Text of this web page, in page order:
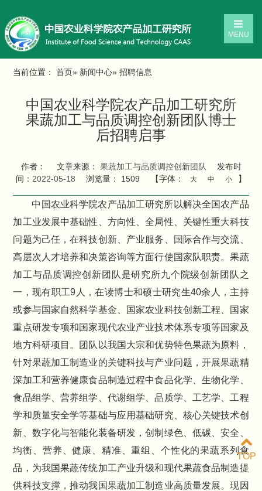
MENU
当前位置：首页» 新闻中心» 招聘信息
中国农业科学院农产品加工研究所
果蔬加工与品质调控创新团队博士
后招聘启事
作者： 文章来源： 果蔬加工与品质调控创新团队
发布时
间： 2022-05-18 浏览量： 1509 【字体： 大 中 小 】
中国农业科学院农产品加工研究所以解决全国农产品
加工业发展中基础性、方向性、全局性、关键性重大科技
问题为己任，在科技创新、产业服务、国际合作与交流、
高层次人才培养和决策咨询等方面行使国家队职责。果蔬
加工与品质调控创新团队是研究所九个院级创新团队之
一，现有职工9人，在读博士和硕士研究生40余人，主持
或参与国家自然科学基金、国家农业科技创新工程、国家
重点研发专项和国家现代农业产业技术体系专项等国家及
地方科研项目。团队以我国大宗和优势特色果蔬为原料，
针对果蔬加工制造业的关键科技与产业问题，开展果蔬精
深加工和营养健康食品制造过程中食品化学、生物化学、
食品组学、营养组学、代谢组学、品质学、工艺学、工程
学和质量安全学等基础与应用基础研究、核心关键技术创
新、数字化与智能化装备研发，创制绿色、低碳、安全、
均衡、营养、健康、精准、重组、个性化的果蔬系列食
品，为我国果蔬传统加工产业升级和现代果蔬食品制造提
供科技支撑，推动我国果蔬加工制造业高质量发展。现因
TOP